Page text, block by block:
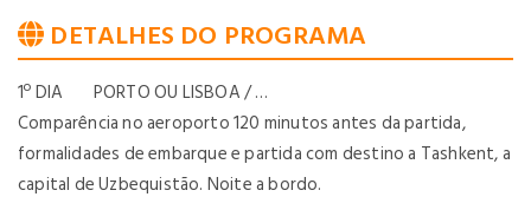
DETALHES DO PROGRAMA
1º DIA PORTO OU LISBOA / …
Comparência no aeroporto 120 minutos antes da partida,
formalidades de embarque e partida com destino a Tashkent, a
capital de Uzbequistão. Noite a bordo.